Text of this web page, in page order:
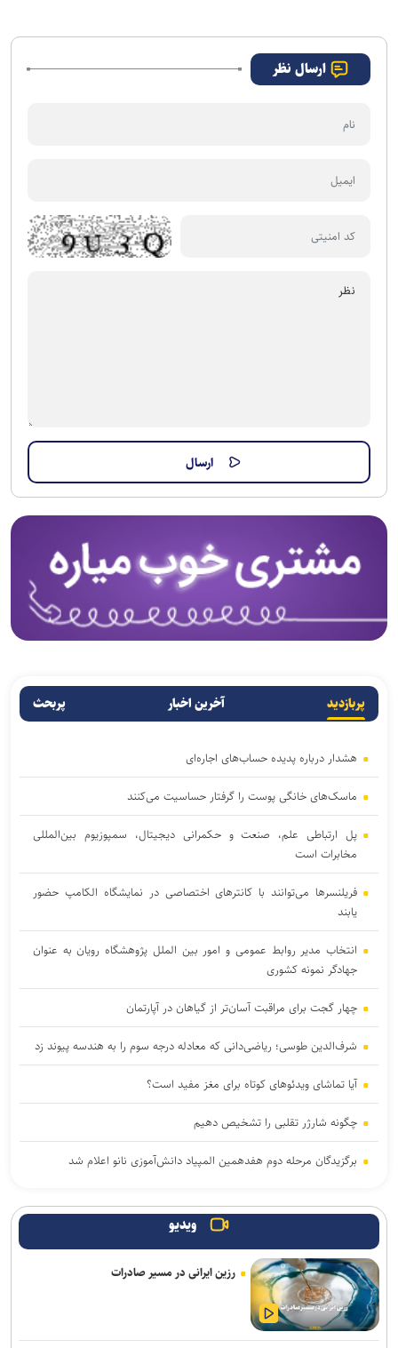
ارسال نظر
پربازدید آخرین اخبار پربحث
هشدار درباره پدیده حساب‌های اجاره‌ای
ماسک‌های خانگی پوست را گرفتار حساسیت می‌کنند
پل ارتباطی علم، صنعت و حکمرانی دیجیتال، سمپوزیوم بین‌المللی
مخابرات است
فریلنسرها می‌توانند با کانترهای اختصاصی در نمایشگاه الکامپ حضور
یابند
انتخاب مدیر روابط عمومی و امور بین الملل پژوهشگاه رویان به عنوان
جهادگر نمونه کشوری
چهار گجت برای مراقبت آسان‌تر از گیاهان در آپارتمان
شرف‌الدین طوسی؛ ریاضی‌دانی که معادله درجه سوم را به هندسه پیوند زد
آیا تماشای ویدئوهای کوتاه برای مغز مفید است؟
چگونه شارژر تقلبی را تشخیص دهیم
برگزیدگان مرحله دوم هفدهمین المپیاد دانش‌آموزی نانو اعلام شد
کرد
آزمون و محاکمه فلزات در آزمایشگاه با یک دستگاه دانش‌بنیان ایرانی
خبرنگاران، میان ذات و کارکرد فناوری در جامعه پیوند برقرار می‌کنند
نقطه مقابل «دِژا-وو» حتی از آن هم عجیب‌تر است
ویدیو
رزین ایرانی در مسیر صادرات